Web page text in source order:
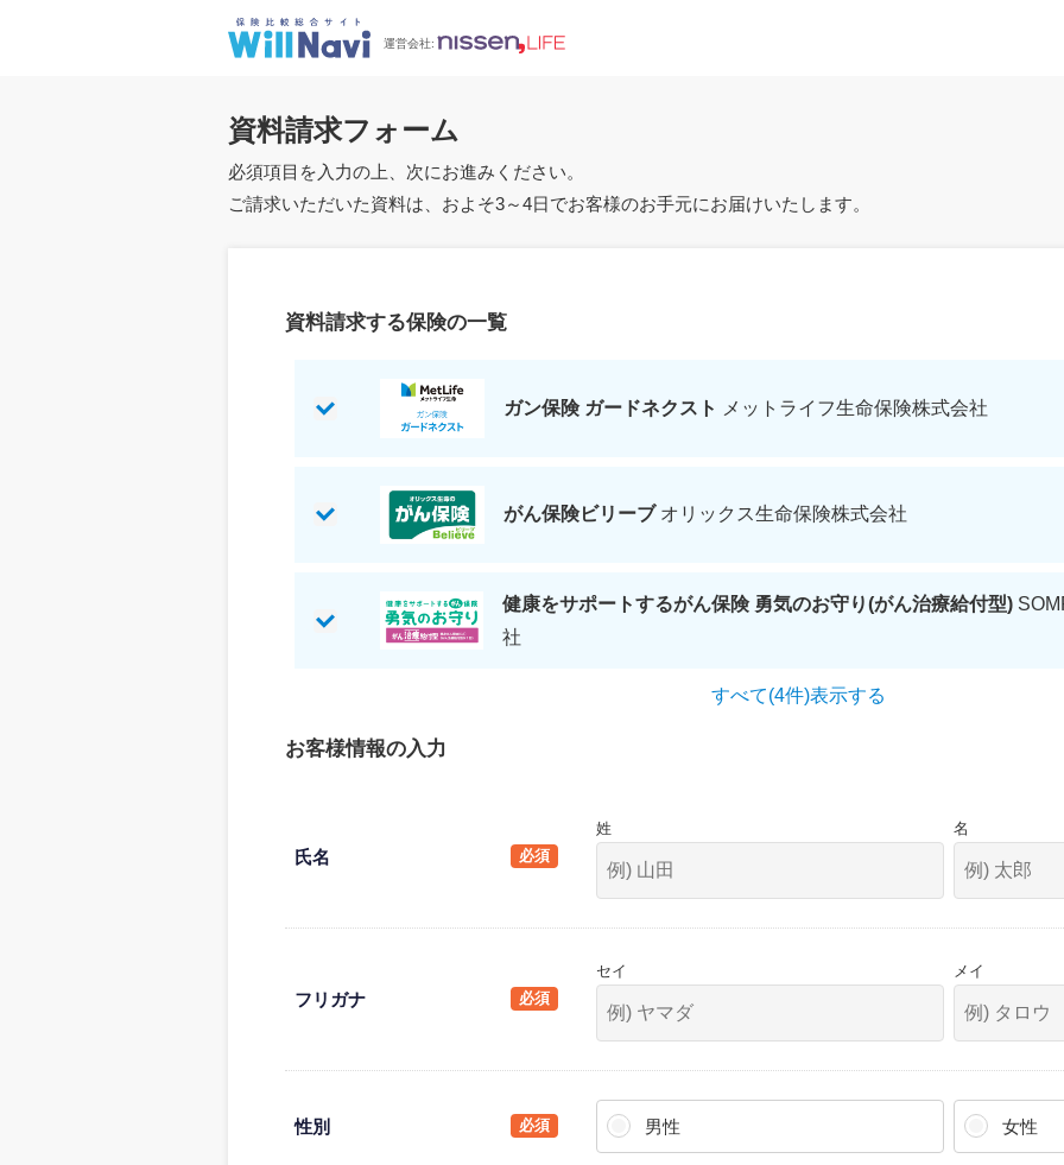
運営会社:
資料請求フォーム
必須項目を入力の上、次にお進みください。
ご請求いただいた資料は、およそ3～4日でお客様のお手元にお届けいたします。
資料請求する保険の一覧
ガン保険 ガードネクスト メットライフ生命保険株式会社
がん保険ビリーブ オリックス生命保険株式会社
健康をサポートするがん保険 勇気のお守り(がん治療給付型)
社
すべて(4件)表示する
お客様情報の入力
氏名
姓 名
フリガナ
セイ メイ
性別 男性 女性